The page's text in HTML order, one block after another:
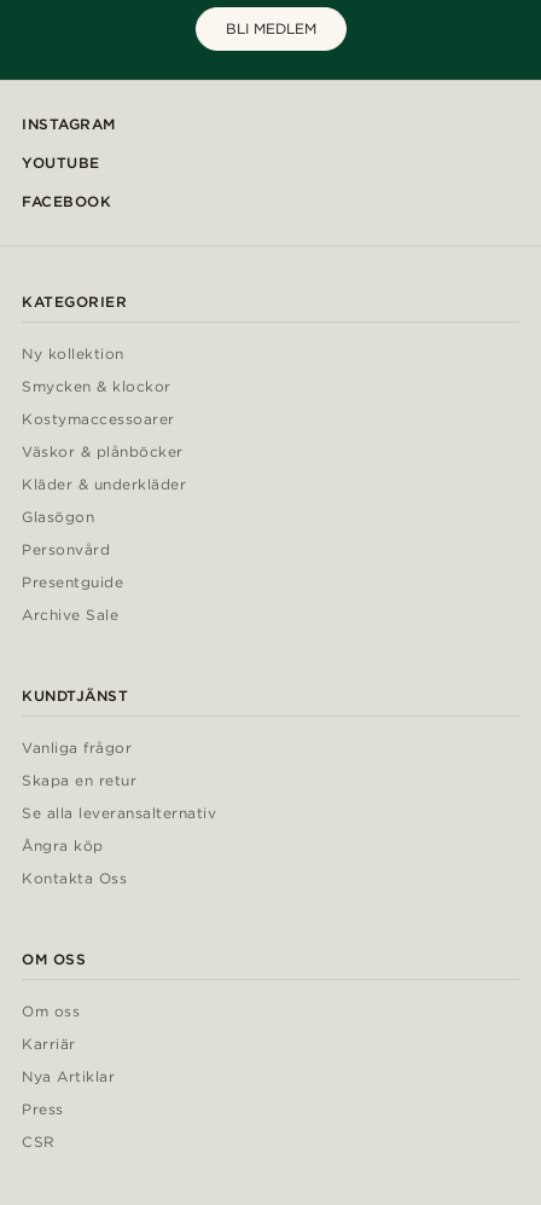
BLI MEDLEM
INSTAGRAM
YOUTUBE
FACEBOOK
KATEGORIER
Ny kollektion
Smycken & klockor
Kostymaccessoarer
Väskor & plånböcker
Kläder & underkläder
Glasögon
Personvård
Presentguide
Archive Sale
KUNDTJÄNST
Vanliga frågor
Skapa en retur
Se alla leveransalternativ
Ångra köp
Kontakta Oss
OM OSS
Om oss
Karriär
Nya Artiklar
Press
CSR